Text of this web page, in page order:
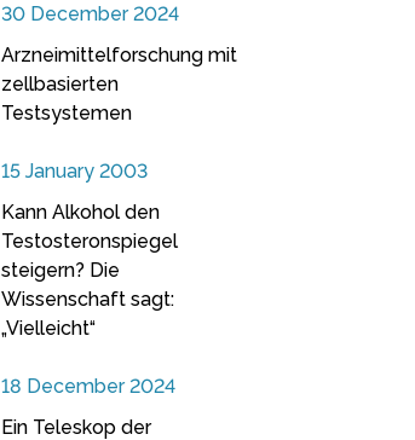
30 December 2024
Arzneimittelforschung mit
zellbasierten
Testsystemen
15 January 2003
Kann Alkohol den
Testosteronspiegel
steigern? Die
Wissenschaft sagt:
„Vielleicht“
18 December 2024
Ein Teleskop der